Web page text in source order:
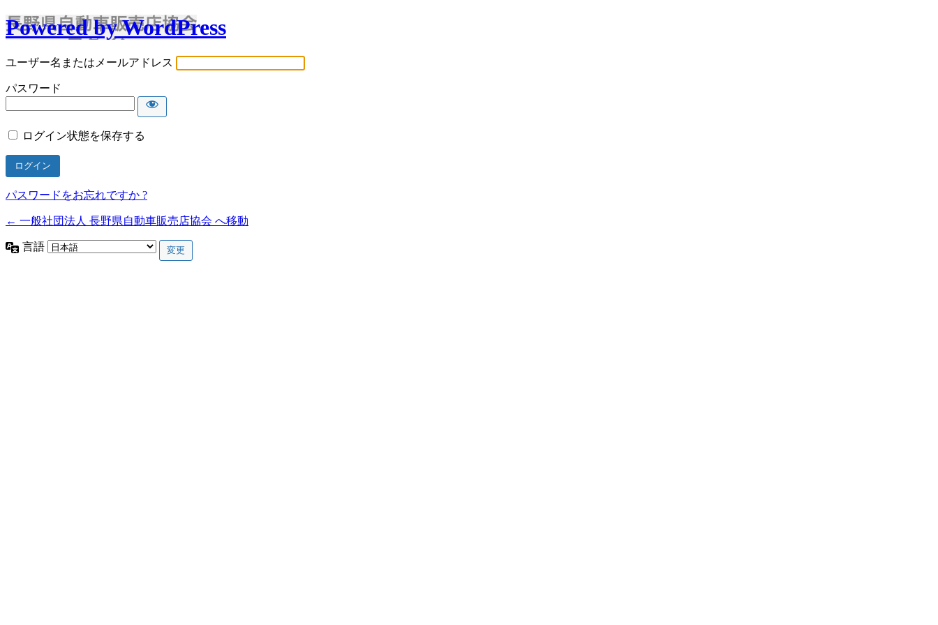
Powered by WordPress
ユーザー名またはメールアドレス
パスワード
ログイン状態を保存する
パスワードをお忘れですか ?
← 一般社団法人 長野県自動車販売店協会 へ移動
言語